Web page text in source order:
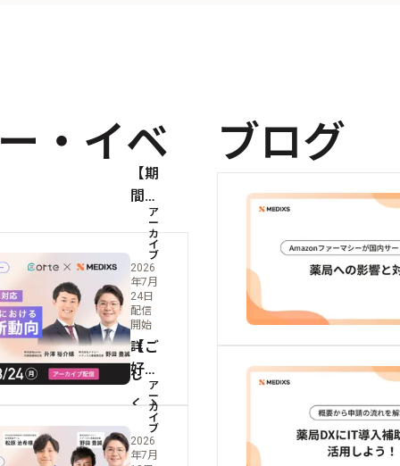
・イベ
【期
間限
定｜
実演
デモ
特別
公開
中】
改定
に対
応す
る薬
局業
ア
ー
カ
イ
ブ
2026
年7月
24日
配信
開始
詳
し
く
る
【ご
好評
につ
き期
間限
定見
ア
ー
カ
イ
ブ
2026
年7月
ブログ